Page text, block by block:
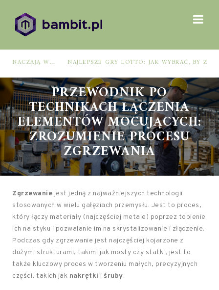
NAJLEPSZE GRY LOTTO: JAK WYBRAĆ, BY ZWIĘKSZYĆ SZANSE NA WYGRANĄ?
PRZEWODNIK PO
TECHNIKACH ŁĄCZENIA
ELEMENTÓW MOCUJĄCYCH:
ZROZUMIENIE PROCESU
ZGRZEWANIA
Zgrzewanie jest jedną z najważniejszych technologii
stosowanych w wielu gałęziach przemysłu. Jest to proces,
który łączy materiały (najczęściej metale) poprzez topienie
ich na styku i pozwalanie im na skrystalizowanie i złączenie.
Podczas gdy zgrzewanie jest najczęściej kojarzone z
dużymi strukturami, takimi jak mosty czy statki, jest to
także kluczowy proces w tworzeniu małych, precyzyjnych
części, takich jak nakrętki i śruby.